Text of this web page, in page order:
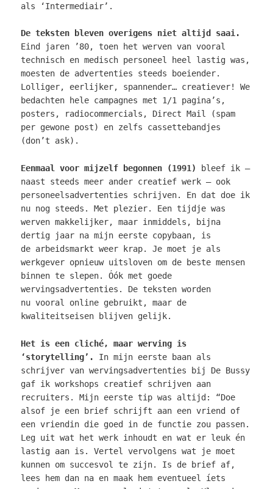
als ‘Intermediair’.
De teksten bleven overigens niet altijd saai.
Eind jaren ’80, toen het werven van vooral
technisch en medisch personeel heel lastig was,
moesten de advertenties steeds boeiender.
Lolliger, eerlijker, spannender… creatiever! We
bedachten hele campagnes met 1/1 pagina’s,
posters, radiocommercials, Direct Mail (spam
per gewone post) en zelfs cassettebandjes
(don’t ask).
Eenmaal voor mijzelf begonnen (1991)
bleef ik –
naast steeds meer ander creatief werk – ook
personeelsadvertenties schrijven. En dat doe ik
nu nog steeds. Met plezier. Een tijdje was
werven makkelijker, maar inmiddels, bijna
dertig jaar na mijn eerste copybaan, is
de arbeidsmarkt weer krap. Je moet je als
werkgever opnieuw uitsloven om de beste mensen
binnen te slepen. Óók met goede
wervingsadvertenties. De teksten worden
nu vooral online gebruikt, maar de
kwaliteitseisen blijven gelijk.
Het is een cliché, maar werving is
‘storytelling’.
In mijn eerste baan als
schrijver van wervingsadvertenties bij De Bussy
gaf ik workshops creatief schrijven aan
recruiters. Mijn eerste tip was altijd: “Doe
alsof je een brief schrijft aan een vriend of
een vriendin die goed in de functie zou passen.
Leg uit wat het werk inhoudt en wat er leuk én
lastig aan is. Vertel vervolgens wat je moet
kunnen om succesvol te zijn. Is de brief af,
lees hem dan na en maak hem eventueel íets